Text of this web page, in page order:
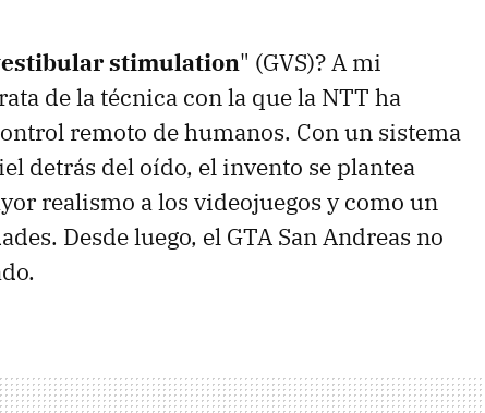
stimulation" (GVS)? A mi
de la técnica con la que la NTT ha
remoto de humanos. Con un sistema
detrás del oído, el invento se plantea
realismo a los videojuegos y como un
Desde luego, el GTA San Andreas no